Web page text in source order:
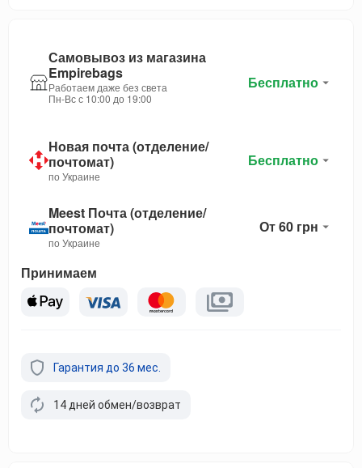
Самовывоз из магазина
Empirebags
Работаем даже без света
Пн-Вс с 10:00 до 19:00
Бесплатно
Новая почта (отделение/
почтомат)
по Украине
Бесплатно
Meest Почта (отделение/
почтомат)
по Украине
От 60 грн
Принимаем
Гарантия до 36 мес.
14 дней обмен/возврат